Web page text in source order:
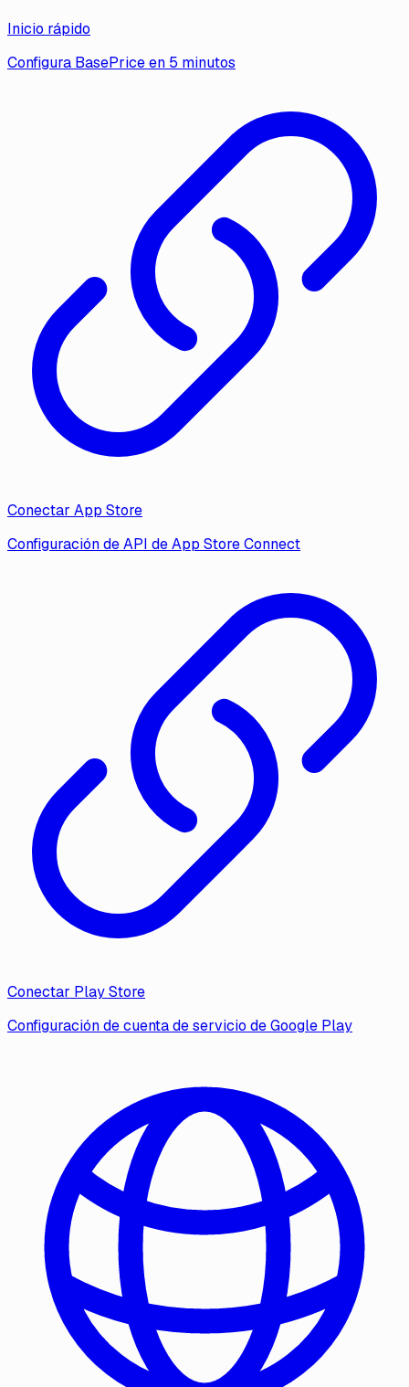
Inicio rápido
Configura BasePrice en 5 minutos
Conectar App Store
Configuración de API de App Store Connect
Conectar Play Store
Configuración de cuenta de servicio de Google Play